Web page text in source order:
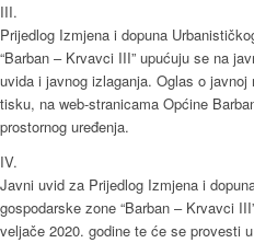
III.
Prijedlog Izmjena i dopuna
“Barban – Krvavci III” upućuju se na
uvida i javnog izlaganja. Oglas o
tisku, na web-stranicama Općine
prostornog uređenja.
IV.
Javni uvid za Prijedlog Izmjena i
gospodarske zone “Barban – Krvavci
veljače 2020. godine te će se provesti